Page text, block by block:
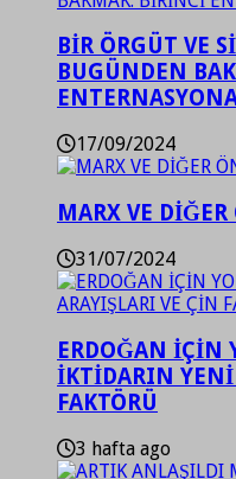
BİR ÖRGÜT VE
BUGÜNDEN
17/09/2024
MARX VE
31/07/2024
ERDOĞAN İÇİN
İKTİDARIN YENİ
FAKTÖRÜ
3 hafta ago